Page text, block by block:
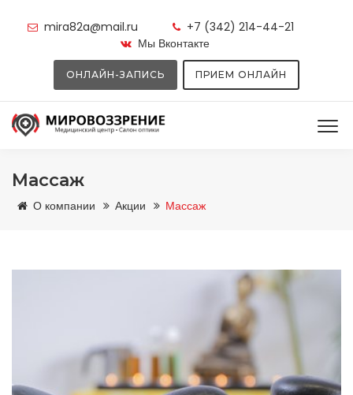
mira82a@mail.ru
+7 (342) 214-44-21
Мы Вконтакте
ОНЛАЙН-ЗАПИСЬ ПРИЕМ ОНЛАЙН
Массаж
О компании Акции Массаж